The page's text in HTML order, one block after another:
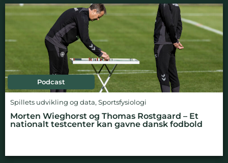
Podcast
Spillets udvikling og data, Sportsfysiologi
Morten Wieghorst og Thomas Rostgaard – Et
nationalt testcenter kan gavne dansk fodbold